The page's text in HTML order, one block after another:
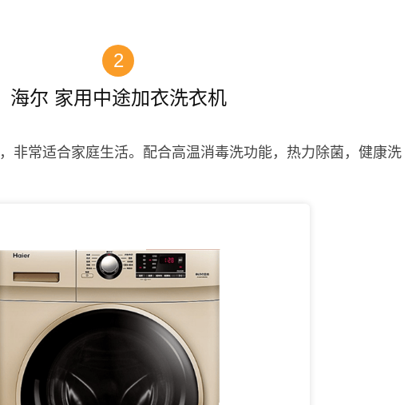
2
海尔 家用中途加衣洗衣机
非常适合家庭生活。配合高温消毒洗功能，热力除菌，健康洗